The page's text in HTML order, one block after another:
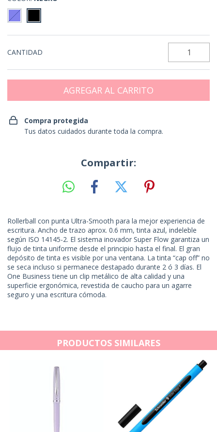
CANTIDAD
Compra protegida
Tus datos cuidados durante toda la compra.
Compartir:
Rollerball con punta Ultra-Smooth para la mejor experiencia de
escritura. Ancho de trazo aprox. 0.6 mm, tinta azul, indeleble
según ISO 14145-2. El sistema inovador Super Flow garantiza un
flujo de tinta uniforme desde el principio hasta el final. El gran
depósito de tinta es visible por una ventana. La tinta “cap off” no
se seca incluso si permanece destapado durante 2 ó 3 días. El
One Business tiene un clip metálico de alta calidad y una
superficie ergonómica, revestida de caucho para un agarre
seguro y una escritura cómoda.
PRODUCTOS SIMILARES